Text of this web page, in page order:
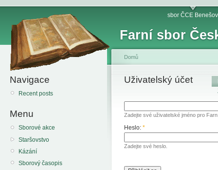
Farní sbor
sbor ČCE Benešov
Navigace
Recent posts
Menu
Sborové akce
Staršovstvo
Kázání
Sborový časopis
Domů
Uživatelský účet
Zadejte své uživatelské jméno pro
Heslo: *
Zadejte své heslo.